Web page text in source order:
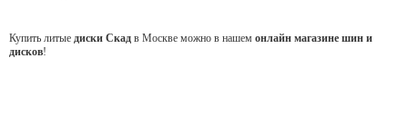
Купить литые диски Скад в Москве можно в нашем онлайн магазине шин и
дисков!